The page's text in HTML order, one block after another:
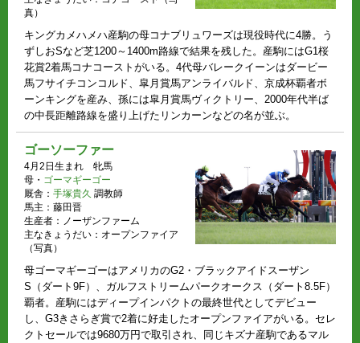
真）
キングカメハメハ産駒の母コナブリュワーズは現役時代に4勝。う
ずしおSなど芝1200～1400m路線で結果を残した。産駒にはG1桜
花賞2着馬コナコーストがいる。4代母バレークイーンはダービー
馬フサイチコンコルド、皐月賞馬アンライバルド、京成杯覇者ボ
ーンキングを産み、孫には皐月賞馬ヴィクトリー、2000年代半ば
の中長距離路線を盛り上げたリンカーンなどの名が並ぶ。
ゴーソーファー
4月2日生まれ 牝馬
母・ ゴーマギーゴー
厩舎： 手塚貴久 調教師
馬主：藤田晋
生産者：ノーザンファーム
主なきょうだい：オープンファイア
（写真）
母ゴーマギーゴーはアメリカのG2・ブラックアイドスーザン
S（ダート9F）、ガルフストリームパークオークス（ダート8.5F）
覇者。産駒にはディープインパクトの最終世代としてデビュー
し、G3きさらぎ賞で2着に好走したオープンファイアがいる。セレ
クトセールでは9680万円で取引され、同じキズナ産駒であるマル